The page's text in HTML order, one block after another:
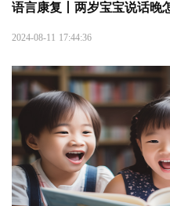
语言康复丨两岁宝宝说话晚
2024-08-11 17:44:36